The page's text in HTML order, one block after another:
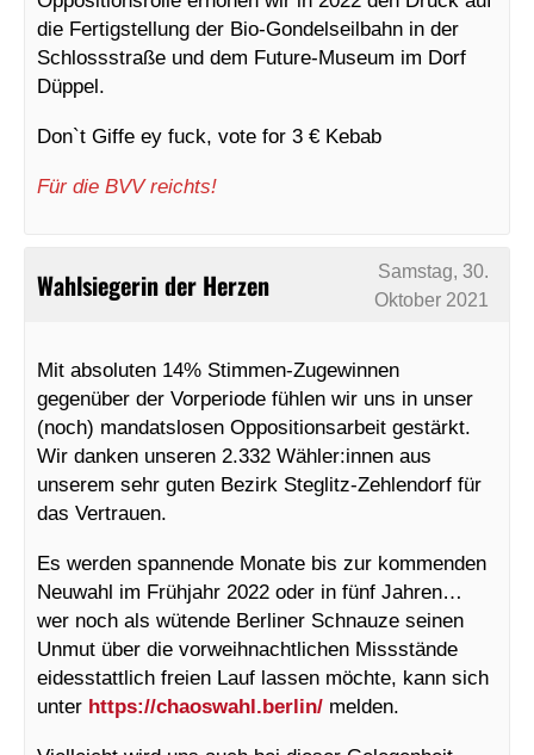
die Fertigstellung der Bio-Gondelseilbahn in der
Schlossstraße und dem Future-Museum im Dorf
Düppel.
Don`t Giffe ey fuck, vote for 3 € Kebab
Für die BVV reichts!
Wahlsiegerin der Herzen
Samstag, 30.
Oktober 2021
Mit absoluten 14% Stimmen-Zugewinnen
gegenüber der Vorperiode fühlen wir uns in unser
(noch) mandatslosen Oppositionsarbeit gestärkt.
Wir danken unseren 2.332 Wähler:innen aus
unserem sehr guten Bezirk Steglitz-Zehlendorf für
das Vertrauen.
Es werden spannende Monate bis zur kommenden
Neuwahl im Frühjahr 2022 oder in fünf Jahren…
wer noch als wütende Berliner Schnauze seinen
Unmut über die vorweihnachtlichen Missstände
eidesstattlich freien Lauf lassen möchte, kann sich
unter https://chaoswahl.berlin/ melden.